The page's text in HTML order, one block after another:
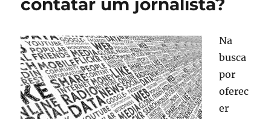
contatar um jornalista?
Na
busca
por
oferec
er